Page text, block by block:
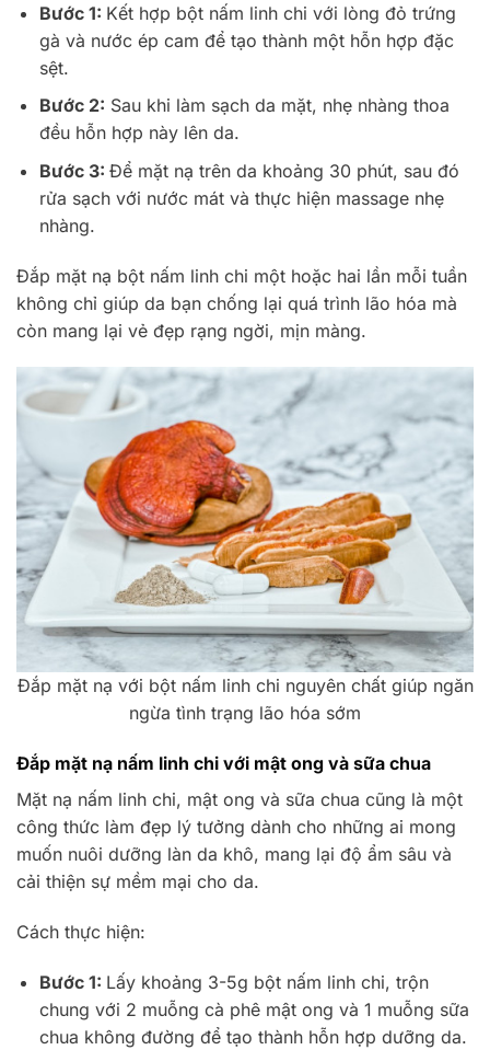
Bước 1: Kết hợp bột nấm linh chi với lòng đỏ trứng
gà và nước ép cam để tạo thành một hỗn hợp đặc
sệt.
Bước 2: Sau khi làm sạch da mặt, nhẹ nhàng thoa
đều hỗn hợp này lên da.
Bước 3: Để mặt nạ trên da khoảng 30 phút, sau đó
rửa sạch với nước mát và thực hiện massage nhẹ
nhàng.
Đắp mặt nạ bột nấm linh chi một hoặc hai lần mỗi tuần
không chỉ giúp da bạn chống lại quá trình lão hóa mà
còn mang lại vẻ đẹp rạng ngời, mịn màng.
Đắp mặt nạ với bột nấm linh chi nguyên chất giúp ngăn
ngừa tình trạng lão hóa sớm
Đắp mặt nạ nấm linh chi với mật ong và sữa chua
Mặt nạ nấm linh chi, mật ong và sữa chua cũng là một
công thức làm đẹp lý tưởng dành cho những ai mong
muốn nuôi dưỡng làn da khô, mang lại độ ẩm sâu và
cải thiện sự mềm mại cho da.
Cách thực hiện:
Bước 1: Lấy khoảng 3-5g bột nấm linh chi, trộn
chung với 2 muỗng cà phê mật ong và 1 muỗng sữa
chua không đường để tạo thành hỗn hợp dưỡng da.